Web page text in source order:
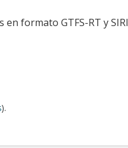
formato GTFS-RT y
).